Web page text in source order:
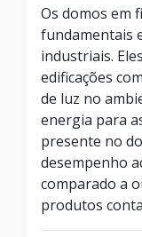
Os domos em
fundamentais
industriais.
edificações
de luz no
energia para
presente no
desempenho
comparado a
produtos